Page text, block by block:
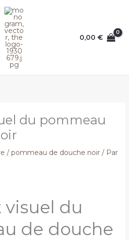
0,00€
du pommeau
/ pommeau de douche noir/ Par
du
de douche